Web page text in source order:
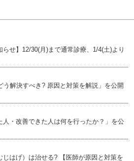
らせ】12/30(月)まで通常診療、1/4(土)より
う解決すべき? 原因と対策を解説」を公開
人・改善できた人は何を行ったか？」を公
じはげ）は治せる? 【医師が原因と対策を